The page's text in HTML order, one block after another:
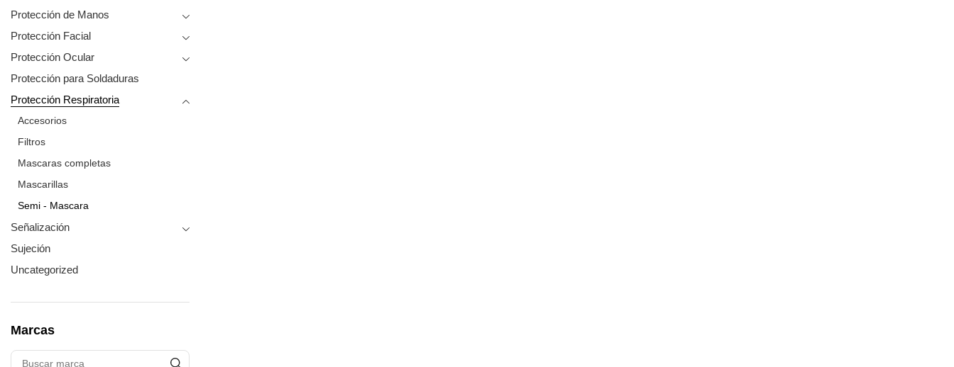
Protección de Manos
Protección Facial
Protección Ocular
Protección para Soldaduras
Protección Respiratoria
Accesorios
Filtros
Mascaras completas
Mascarillas
Semi - Mascara
Señalización
Sujeción
Uncategorized
Marcas